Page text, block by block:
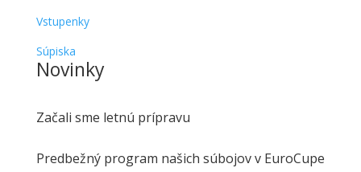
Vstupenky
Súpiska
Novinky
Začali sme letnú prípravu
Predbežný program našich súbojov v EuroCupe